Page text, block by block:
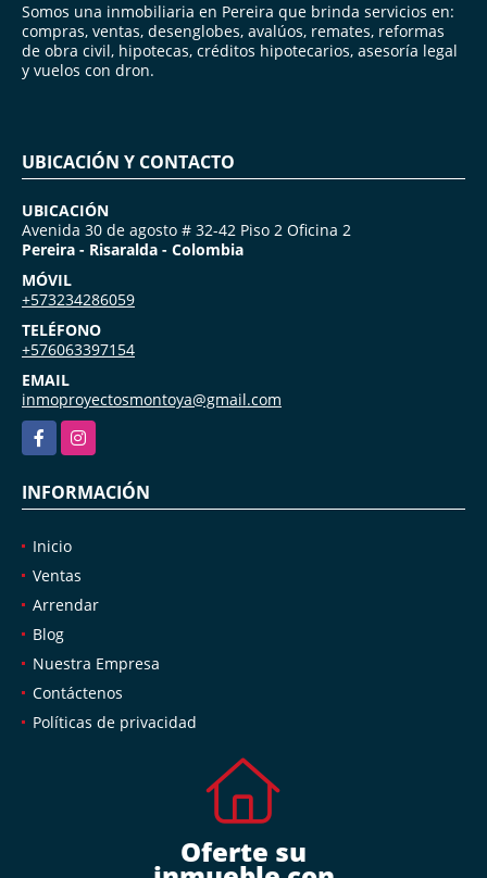
Somos una inmobiliaria en Pereira que brinda servicios en:
compras, ventas, desenglobes, avalúos, remates, reformas
de obra civil, hipotecas, créditos hipotecarios, asesoría legal
y vuelos con dron.
UBICACIÓN Y CONTACTO
UBICACIÓN
Avenida 30 de agosto # 32-42 Piso 2 Oficina 2
Pereira - Risaralda - Colombia
MÓVIL
+573234286059
TELÉFONO
+576063397154
EMAIL
inmoproyectosmontoya@gmail.com
FacebookInstagram
INFORMACIÓN
Inicio
Ventas
Arrendar
Blog
Nuestra Empresa
Contáctenos
Políticas de privacidad
Oferte su